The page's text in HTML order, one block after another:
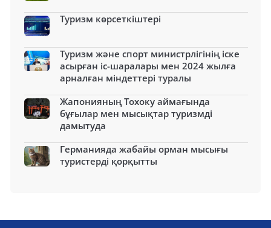
Туризм көрсеткіштері
Туризм және спорт министрлігінің іске
асырған іс-шаралары мен 2024 жылға
арналған міндеттері туралы
Жапонияның Тохоку аймағында
бұғылар мен мысықтар туризмді
дамытуда
Германияда жабайы орман мысығы
туристерді қорқытты